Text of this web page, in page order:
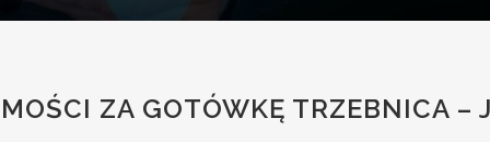
ZA GOTÓWKĘ TRZEBNICA –